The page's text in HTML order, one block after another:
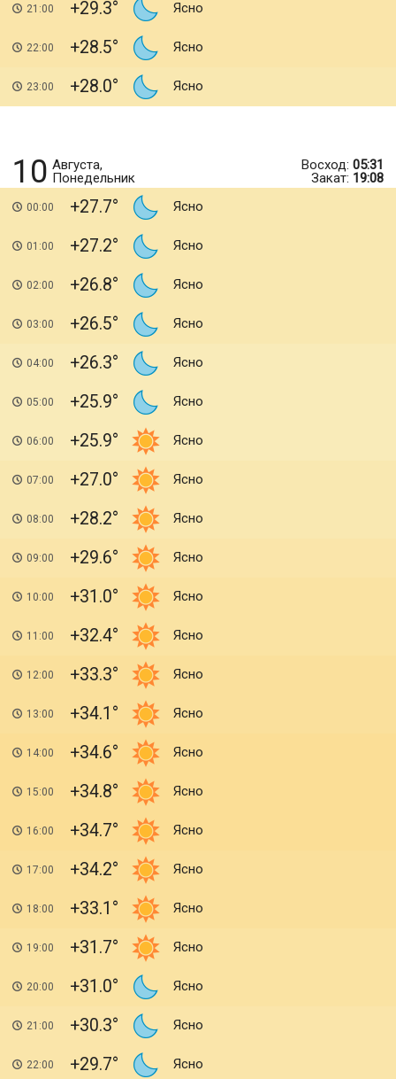
21:00 +29.3 Ясно
22:00 +28.5 Ясно
23:00 +28.0 Ясно
10 Августа,
Понедельник
Восход: 05:31
Закат: 19:08
00:00 +27.7 Ясно
01:00 +27.2 Ясно
02:00 +26.8 Ясно
03:00 +26.5 Ясно
04:00 +26.3 Ясно
05:00 +25.9 Ясно
06:00 +25.9 Ясно
07:00 +27.0 Ясно
08:00 +28.2 Ясно
09:00 +29.6 Ясно
10:00 +31.0 Ясно
11:00 +32.4 Ясно
12:00 +33.3 Ясно
13:00 +34.1 Ясно
14:00 +34.6 Ясно
15:00 +34.8 Ясно
16:00 +34.7 Ясно
17:00 +34.2 Ясно
18:00 +33.1 Ясно
19:00 +31.7 Ясно
20:00 +31.0 Ясно
21:00 +30.3 Ясно
22:00 +29.7 Ясно